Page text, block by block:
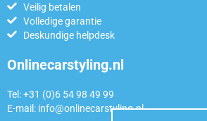
Veilig betalen
Volledige garantie
Deskundige helpdesk
Onlinecarstyling.nl
Tel: +31 (0)6 54 98 49 99
E-mail: info@onlinecarstyling.nl